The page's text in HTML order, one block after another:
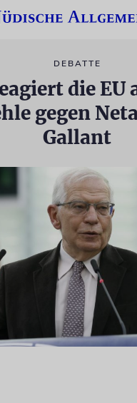
DEBATTE
die EU
gegen
Gallant